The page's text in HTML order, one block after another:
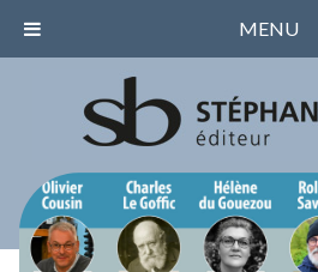
MENU